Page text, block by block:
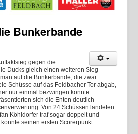
Bunkerbande
gegen die
Ducks gleich einen weiteren Sieg
auf die Bunkerbande, die zwar
Schüsse auf das Feldbacher Tor abgab,
nur einmal bezwingen konnte.
sich die Enten deutlich
Von 24 Schüssen landeten
Köhldorfer traf sogar doppelt und
seinen ersten Scorerpunkt